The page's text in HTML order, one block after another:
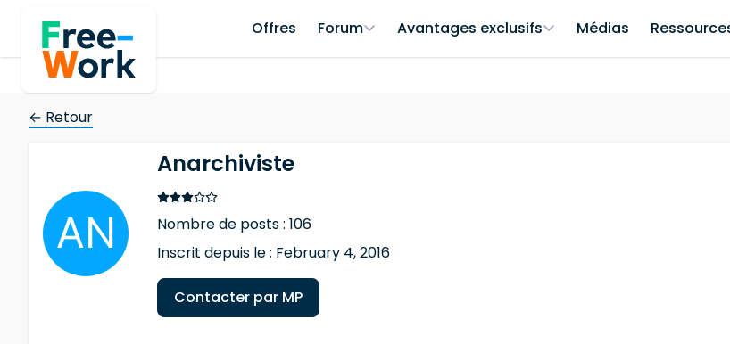
Offres Forum Avantages exclusifs Médias
← Retour
Anarchiviste
Nombre de posts : 106
Inscrit depuis le : February 4, 2016
Contacter par MP